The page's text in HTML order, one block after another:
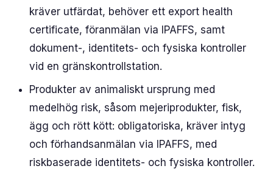
kräver utfärdat, behöver ett export health
certificate, föranmälan via IPAFFS, samt
dokument-, identitets- och fysiska kontroller
vid en gränskontrollstation.
Produkter av animaliskt ursprung med
medelhög risk, såsom mejeriprodukter, fisk,
ägg och rött kött: obligatoriska, kräver intyg
och förhandsanmälan via IPAFFS, med
riskbaserade identitets- och fysiska kontroller.